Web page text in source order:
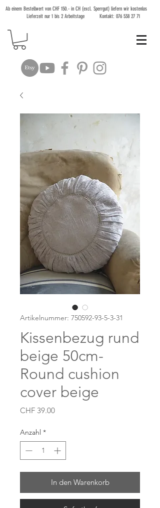
Ab einem Bestellwert von CHF 150.- in CH (excl. Sperrgut) liefern wir kostenlos
Lieferzeit nur 1 bis 2 Arbeitstage Kontakt: 076 538 27 71
Artikelnummer: 750592-93-5-3-31
Kissenbezug rund
beige 50cm-
Round cushion
cover beige
CHF 39.00Preis
Anzahl *
In den Warenkorb